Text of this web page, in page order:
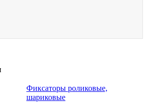
Фиксаторы роликовые,
шариковые